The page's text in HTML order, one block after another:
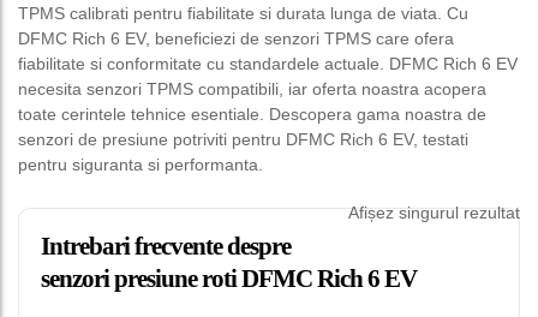
TPMS calibrati pentru fiabilitate si durata lunga de viata. Cu
DFMC Rich 6 EV, beneficiezi de senzori TPMS care ofera
fiabilitate si conformitate cu standardele actuale. DFMC Rich 6 EV
necesita senzori TPMS compatibili, iar oferta noastra acopera
toate cerintele tehnice esentiale. Descopera gama noastra de
senzori de presiune potriviti pentru DFMC Rich 6 EV, testati
pentru siguranta si performanta.
Afișez singurul rezultat
Intrebari frecvente despre
senzori presiune roti DFMC Rich 6 EV